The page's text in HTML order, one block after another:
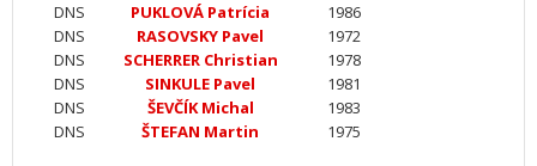
DNS
PUKLOVÁ Patrícia
1986
DNS
RASOVSKY Pavel
1972
DNS
SCHERRER Christian
1978
DNS
SINKULE Pavel
1981
DNS
ŠEVČÍK Michal
1983
DNS
ŠTEFAN Martin 1975